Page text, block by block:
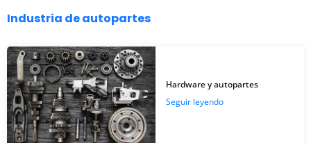
Industria de autopartes
Hardware y autopartes
Seguir leyendo